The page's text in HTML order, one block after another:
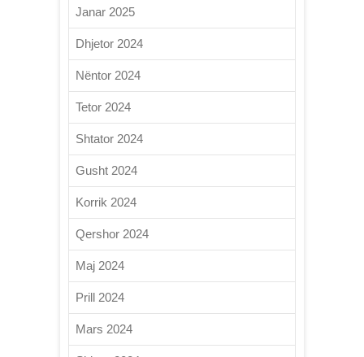
Janar 2025
Dhjetor 2024
Nëntor 2024
Tetor 2024
Shtator 2024
Gusht 2024
Korrik 2024
Qershor 2024
Maj 2024
Prill 2024
Mars 2024